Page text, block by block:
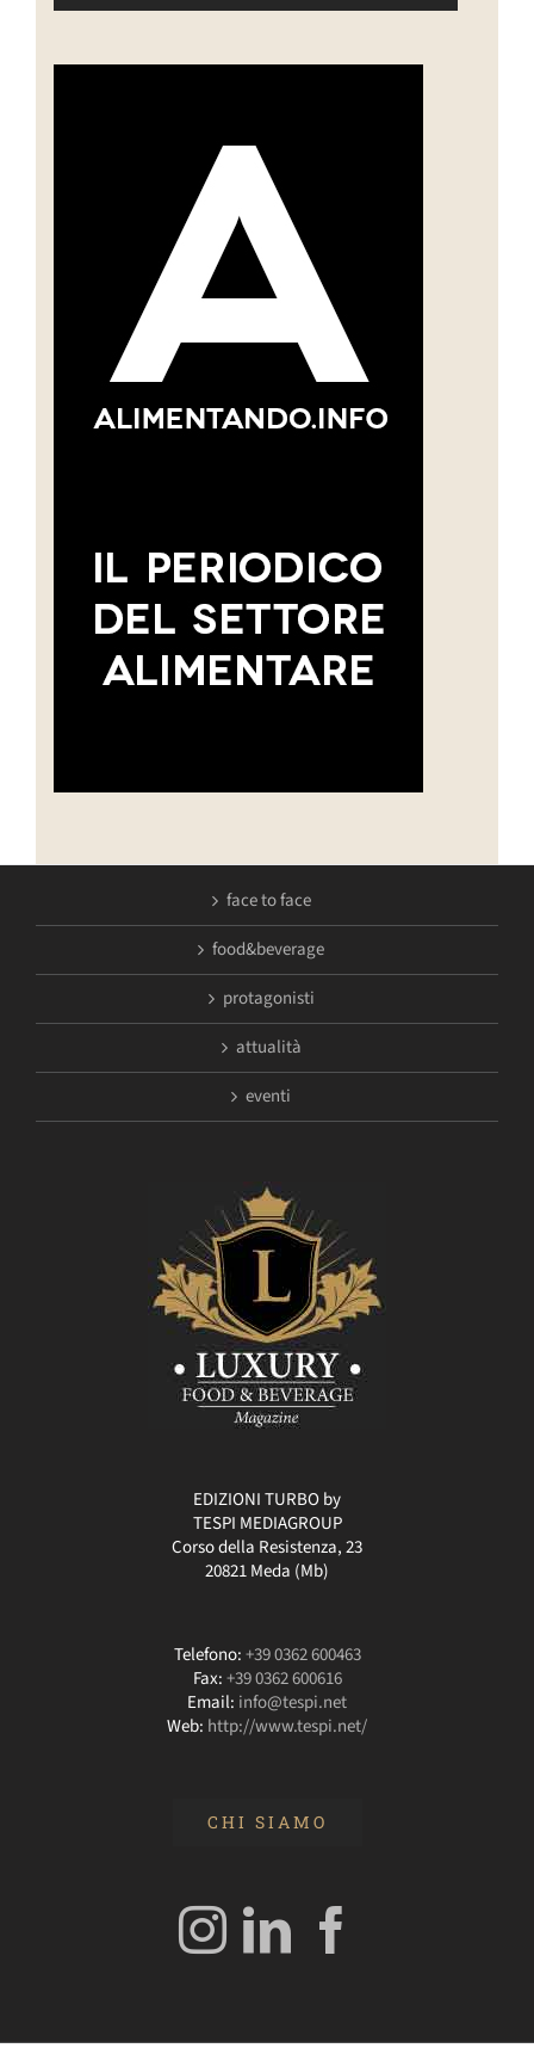
face to face
food&beverage
protagonisti
attualità
eventi
EDIZIONI TURBO by
TESPI MEDIAGROUP
Corso della Resistenza, 23
20821 Meda (Mb)
Telefono:+39 0362 600463
Fax:+39 0362 600616
Email: info@tespi.net
Web: http://www.tespi.net/
CHI SIAMO